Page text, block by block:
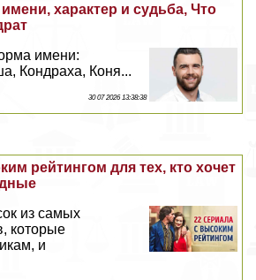
хаpaктер и судьба, Что
имени:
Кондраха, Коня...
30 07 2026 13:38:38
рейтингом для тех, кто хочет
из самых
которые
и